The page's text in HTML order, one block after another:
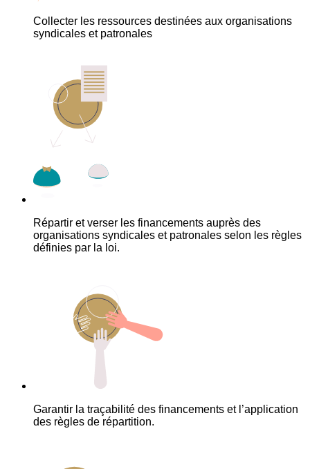
Collecter les ressources destinées aux organisations
syndicales et patronales
Répartir et verser les financements auprès des
organisations syndicales et patronales selon les règles
définies par la loi.
Garantir la traçabilité des financements et l’application
des règles de répartition.